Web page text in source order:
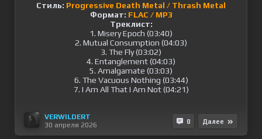
Стиль: Progressive Death Metal / Thrash Metal
Формат: FLAC / MP3
Треклист:
1. Misery Epoch (03:40)
2. Mutual Consumption (04:03)
3. The Fly (03:02)
4. Entanglement (04:03)
5. Amalgamate (03:03)
6. The Vacuous Nothing (03:44)
7. I Am All That I Am Not (04:21)
VERWILDERT
30 апреля 2026
0 Далее